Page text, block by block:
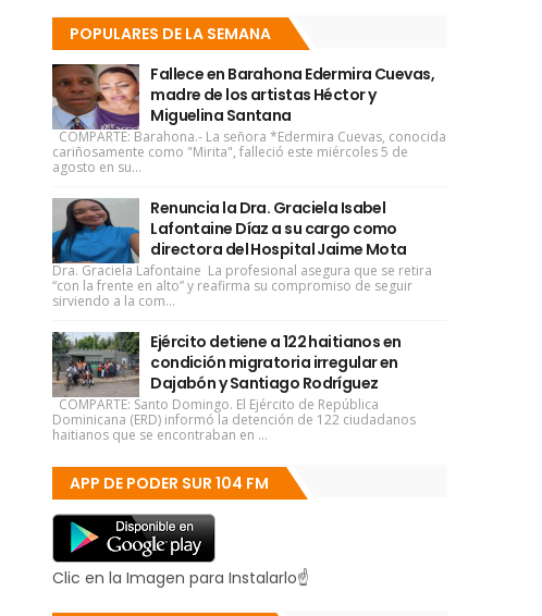
POPULARES DE LA SEMANA
Fallece en Barahona Edermira Cuevas,
madre de los artistas Héctor y
Miguelina Santana
COMPARTE: Barahona.- La señora *Edermira Cuevas, conocida
cariñosamente como "Mirita", falleció este miércoles 5 de
agosto en su...
Renuncia la Dra. Graciela Isabel
Lafontaine Díaz a su cargo como
directora del Hospital Jaime Mota
Dra. Graciela Lafontaine La profesional asegura que se retira
“con la frente en alto” y reafirma su compromiso de seguir
sirviendo a la com...
Ejército detiene a 122 haitianos en
condición migratoria irregular en
Dajabón y Santiago Rodríguez
COMPARTE: Santo Domingo. El Ejército de República
Dominicana (ERD) informó la detención de 122 ciudadanos
haitianos que se encontraban en ...
APP DE PODER SUR 104 FM
Clic en la Imagen para Instalarlo☝